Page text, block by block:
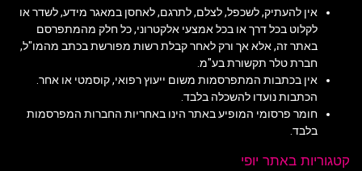
אין להעתיק, לשכפל, לצלם, לתרגם, לאחסן במאגר מידע, לשדר או
לקלוט בכל דרך או בכל אמצעי אלקטרוני, כל חלק מהמתפרסם
באתר זה, אלא אך ורק לאחר קבלת רשות מפורשת בכתב מהמו"ל,
חברת טלר תקשורת בע"מ.
אין בכתבות המתפרסמות משום ייעוץ רפואי, קוסמטי או אחר.
הכתבות נועדו להשכלה בלבד.
חומר פרסומי המופיע באתר הינו באחריות החברות המפרסמות
בלבד.
קטגוריות באתר יופי